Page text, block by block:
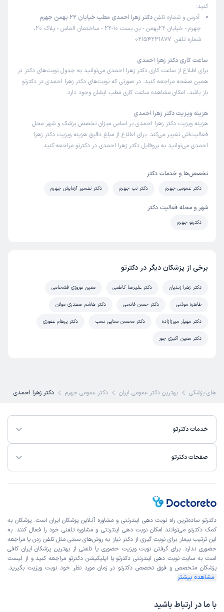
کنید:
آدرس و شماره تلفندکتر زهرا احمدی مطب خیابان 22 بهمن جهرم
جهرم - خیابان 22بهمن - بن بست 10-22 - ساختمان الماس - پلاک 20،
شماره تلفن: 02154231877
ساعت کاری دکتر زهرا احمدی
برای اطلاع از ساعت کاری دکتر زهرا احمدی می‌توانید به جدول نوبت‌های دکتر در
همین صفحه مراجعه کنید. در صورتی که نوبت‌های دکتر زهرا احمدی در دکترتو
باز باشد، امکان مشاهده ساعت کاری مطب ایشان وجود دارد.
هزینه ویزیت دکتر زهرا احمدی
هزینه ویزیت دکتر زهرا احمدی بر اساس میزان تخصص پزشک و شهر محل
فعالیت‌اش تغییر می‌کند. برای اطلاع از مبلغ دقیق هزینه ویزیت دکتر زهرا
احمدی می‌توانید به پروفایل دکتر زهرا احمدی در دکترتو مراجعه کنید.
تخصص‌ها و خدمات دکتر
دکتر عمومی جهرم دکتر تب جهرم دکتر تفسیر آزمایش جهرم
شهر و محله فعالیت دکتر
دکترتو جهرم
برخی از پزشکان دیگر در دکترتو
دکتر زهرا زندیان دکتر علیرضا کاظمی معین نوروزی فشخامی
طاهره موذنی دکتر حسن فاتحی دکتر هاشم صفدری مولان
دکتر مهیار میرزازاده دکتر محسن سنایی نسب دکتر پرهام غفوری
دکتر معین اکبری جور
های پزشکی بهترین دکتر عمومی ایران دکتر عمومی جهرم دکتر زهرا احمدی
خدمات دکترتو
صفحات دکترتو
دکترتو ساده‌ترین راه نوبت‌ دهی اینترنتی و مشاوره آنلاین پزشکان ایران است. پزشکان به
کمک دکترتو می‌توانند امکان نوبت دهی اینترنتی و مشاوره تلفنی خود را فعال کنند. به
این ترتیب بیمار برای نوبت گیری از دکتر نیاز به روش‌های سنتی مثل تلفن زدن یا مراجعه
حضوری ندارد. برای گرفتن نوبت ویزیت حضوری یا تلفنی از بهترین پزشکان ایران کافی
است به سایت نوبت دهی اینترنتی دکترتو یا اپلیکیشن دکترتو مراجعه کنید و از لیست
پزشکان متخصص و فوق تخصص دکترتو در زمان مورد نظر خود نوبت ویزیت بگیرید.
مشاهده بیشتر
با ما در ارتباط باشید